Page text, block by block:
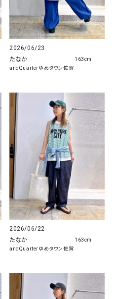
2026/06/23
たなか
andQuarterゆめタウン佐賀
163cm
2026/06/22
たなか
andQuarterゆめタウン佐賀
163cm